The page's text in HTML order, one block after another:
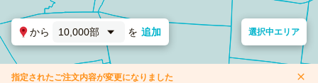
から 10,000部 を 追加 選択中エリア
指定されたご注文内容が変更になりました